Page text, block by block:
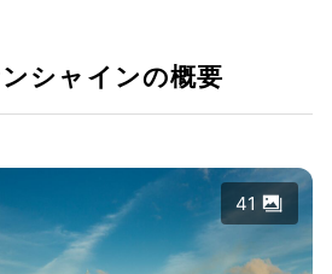
シャインの概要
41